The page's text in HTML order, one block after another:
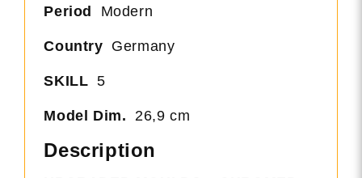
Period Modern
Country Germany
SKILL 5
Model Dim. 26,9 cm
Description